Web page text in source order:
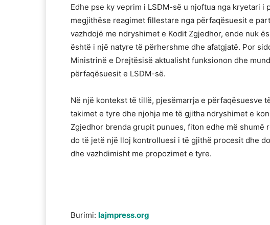
Edhe pse ky veprim i LSDM-së u njoftua nga kryetari i
megjithëse reagimet fillestare nga përfaqësuesit e
vazhdojë me ndryshimet e Kodit Zgjedhor, ende nuk
është i një natyre të përhershme dhe afatgjatë. Por
Ministrinë e Drejtësisë aktualisht funksionon dhe
përfaqësuesit e LSDM-së.
Në një kontekst të tillë, pjesëmarrja e përfaqësuesve
takimet e tyre dhe njohja me të gjitha ndryshimet e
Zgjedhor brenda grupit punues, fiton edhe më shumë
do të jetë një lloj kontrolluesi i të gjithë procesit dhe
dhe vazhdimisht me propozimet e tyre.
Burimi: lajmpress.org